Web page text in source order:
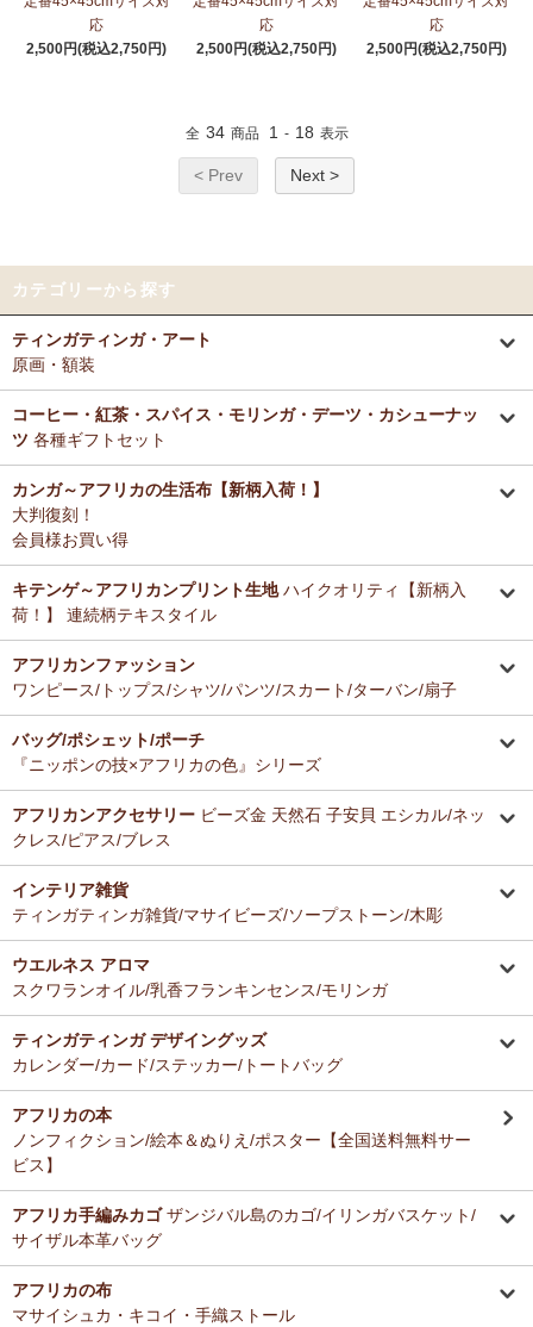
応
2,500円(税込2,750円)
応
2,500円(税込2,750円)
応
2,500円(税込2,750円)
全 34 商品 1 - 18 表示
< Prev Next >
カテゴリーから探す
ティンガティンガ・アート
原画・額装
コーヒー・紅茶・スパイス・モリンガ・デーツ・カシューナッ
ツ 各種ギフトセット
カンガ～アフリカの生活布【新柄入荷！】
大判復刻！
会員様お買い得
キテンゲ～アフリカンプリント生地ハイクオリティ【新柄入
荷！】 連続柄テキスタイル
アフリカンファッション
ワンピース/トップス/シャツ/パンツ/スカート/ターバン/扇子
バッグ/ポシェット/ポーチ
『ニッポンの技×アフリカの色』シリーズ
アフリカンアクセサリー ビーズ金 天然石 子安貝 エシカル/ネッ
クレス/ピアス/ブレス
インテリア雑貨
ティンガティンガ雑貨/マサイビーズ/ソープストーン/木彫
ウエルネス アロマ
スクワランオイル/乳香フランキンセンス/モリンガ
ティンガティンガ デザイングッズ
カレンダー/カード/ステッカー/トートバッグ
アフリカの本
ノンフィクション/絵本＆ぬりえ/ポスター【全国送料無料サー
ビス】
アフリカ手編みカゴザンジバル島のカゴ/イリンガバスケット/
サイザル本革バッグ
アフリカの布
マサイシュカ・キコイ・手織ストール